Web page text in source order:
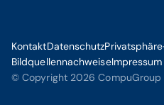
© Copyright 2026 CompuGroup
KontaktDatenschutz
BildquellennachweiseImpressum